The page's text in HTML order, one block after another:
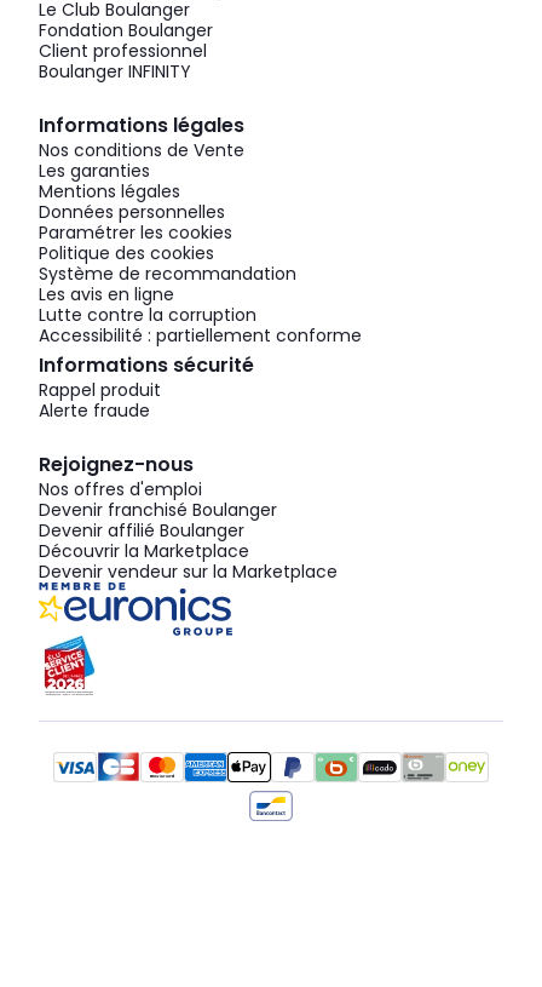
Le Club Boulanger
Fondation Boulanger
Client professionnel
Boulanger INFINITY
Informations légales
Nos conditions de Vente
Les garanties
Mentions légales
Données personnelles
Paramétrer les cookies
Politique des cookies
Système de recommandation
Les avis en ligne
Lutte contre la corruption
Accessibilité : partiellement conforme
Informations sécurité
Rappel produit
Alerte fraude
Rejoignez-nous
Nos offres d'emploi
Devenir franchisé Boulanger
Devenir affilié Boulanger
Découvrir la Marketplace
Devenir vendeur sur la Marketplace